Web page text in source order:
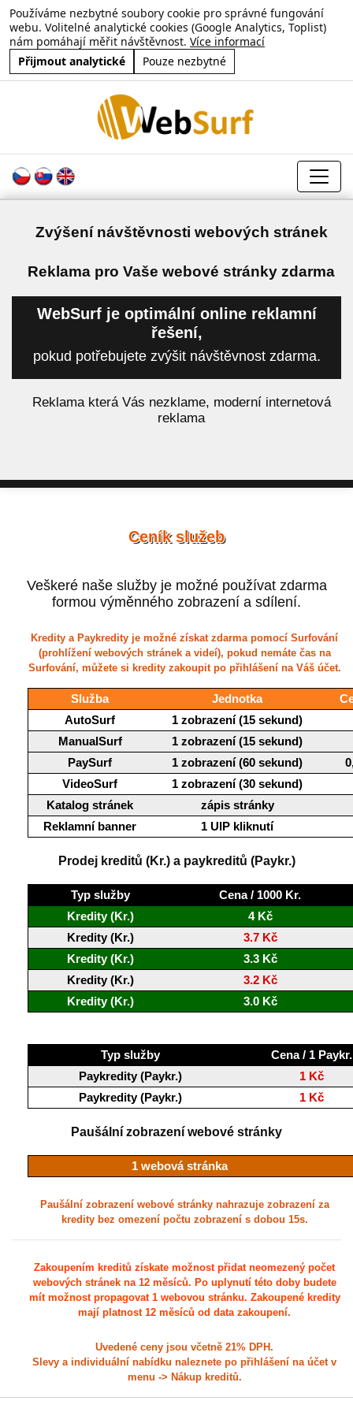
Používáme nezbytné soubory cookie pro správné fungování
webu. Volitelné analytické cookies (Google Analytics, Toplist)
nám pomáhají měřit návštěvnost. Více informací
Přijmout analytické
Pouze nezbytné
Zvýšení návštěvnosti webových stránek
Reklama pro Vaše webové stránky zdarma
WebSurf je optimální online reklamní
řešení,
pokud potřebujete zvýšit návštěvnost zdarma.
Reklama která Vás nezklame, moderní internetová
reklama
Ceník služeb
Veškeré naše služby je možné používat zdarma
formou výměnného zobrazení a sdílení.
Kredity a Paykredity je možné získat zdarma pomocí Surfování
(prohlížení webových stránek a videí), pokud nemáte čas na
Surfování, můžete si kredity zakoupit po přihlášení na Váš účet.
Služba Jednotka
AutoSurf
1 zobrazení (15 sekund)
ManualSurf
1 zobrazení (15 sekund)
PaySurf
1 zobrazení (60 sekund)
VideoSurf
1 zobrazení (30 sekund)
Katalog stránek
zápis stránky
Reklamní banner
1 UIP kliknutí
Prodej kreditů (Kr.) a paykreditů (Paykr.)
Typ služby
Cena / 1000 Kr.
Kredity (Kr.)
4 Kč
Kredity (Kr.)
3.7 Kč
Kredity (Kr.)
3.3 Kč
Kredity (Kr.)
3.2 Kč
Kredity (Kr.)
3.0 Kč
Typ služby
Cena / 1 Paykr.
Paykredity (Paykr.)
1 Kč
Paykredity (Paykr.)
1 Kč
Paušální zobrazení webové stránky
1 webová stránka
Paušální zobrazení webové stránky nahrazuje zobrazení za
kredity bez omezení počtu zobrazení s dobou 15s.
Zakoupením kreditů získate možnost přidat neomezený počet
webových stránek na 12 měsíců. Po uplynutí této doby budete
mít možnost propagovat 1 webovou stránku. Zakoupené kredity
mají platnost 12 měsíců od data zakoupení.
Uvedené ceny jsou včetně 21% DPH.
Slevy a individuální nabídku naleznete po přihlášení na účet v
menu -> Nákup kreditů.